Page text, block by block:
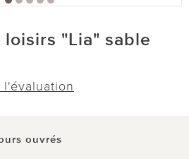
loisirs "Lia" sable
l'évaluation
ouvrés